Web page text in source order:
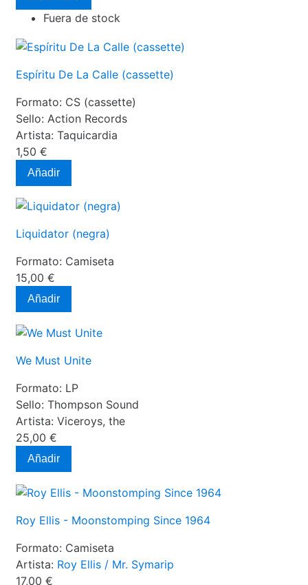
Fuera de stock
Espíritu De La Calle (cassette)
Formato: CS (cassette)
Sello: Action Records
Artista: Taquicardia
1,50 €
Añadir
Liquidator (negra)
Formato: Camiseta
15,00 €
Añadir
We Must Unite
Formato: LP
Sello: Thompson Sound
Artista: Viceroys, the
25,00 €
Añadir
Roy Ellis - Moonstomping Since 1964
Formato: Camiseta
Artista: Roy Ellis / Mr. Symarip
17,00 €